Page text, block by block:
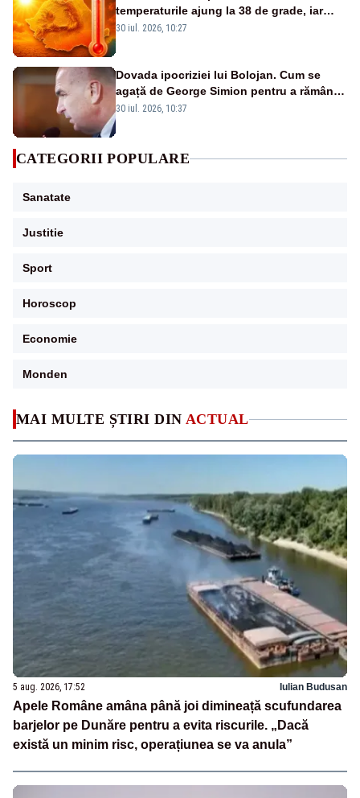
MAI MULTE ȘTIRI DIN ACTUAL
5 aug. 2026, 17:52 Iulian Budusan
Apele Române amâna până joi dimineață scufundarea
barjelor pe Dunăre pentru a evita riscurile. „Dacă
există un minim risc, operațiunea se va anula”
temperaturile ajung la 38 de grade, iar
valul de căldură se extinde în România -
30 iul. 2026, 10:27
Dovada ipocriziei lui Bolojan. Cum se
agață de George Simion pentru a rămâne
în scaun
30 iul. 2026, 10:37
CATEGORII POPULARE
Sanatate
Justitie
Sport
Horoscop
Economie
Monden